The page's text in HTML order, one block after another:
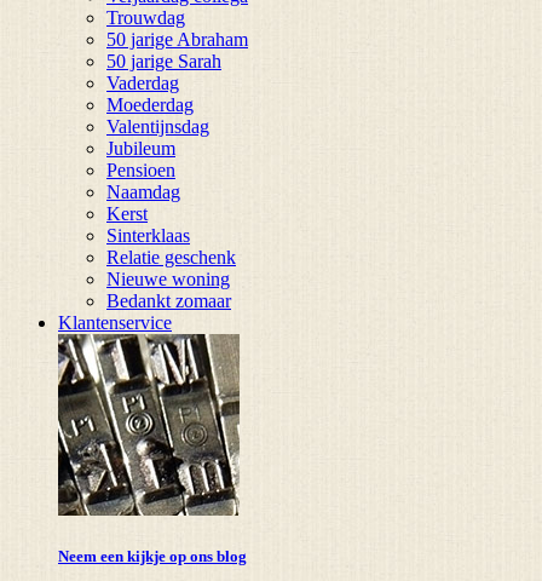
Trouwdag
50 jarige Abraham
50 jarige Sarah
Vaderdag
Moederdag
Valentijnsdag
Jubileum
Pensioen
Naamdag
Kerst
Sinterklaas
Relatie geschenk
Nieuwe woning
Bedankt zomaar
Klantenservice
Neem een kijkje op ons blog